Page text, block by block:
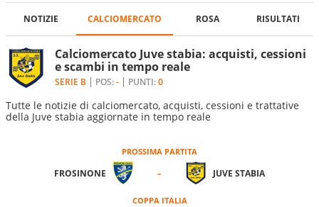
Calciomercato Juve stabia: acquisti, cessioni
e scambi in tempo reale
Tutte le notizie di calciomercato, acquisti, cessioni e trattative
della Juve stabia aggiornate in tempo reale
SERIE B POS:- PUNTI:0
NOTIZIE CALCIOMERCATO ROSA RISULTATI
PROSSIMA PARTITA
FROSINONE - JUVE STABIA
COPPA ITALIA